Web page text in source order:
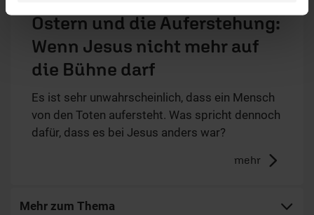
Ostern und die Auferstehung:
Wenn Jesus nicht mehr auf
die Bühne darf
Es ist sehr unwahrscheinlich, dass ein Mensch
von den Toten aufersteht. Was spricht dennoch
dafür, dass es bei Jesus anders war?
mehr
Mehr zum Thema